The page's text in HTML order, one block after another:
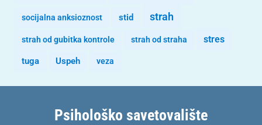
socijalna anksioznost stid strah
strah od gubitka kontrole strah od straha stres
tuga Uspeh veza
Psihološko savetovalište